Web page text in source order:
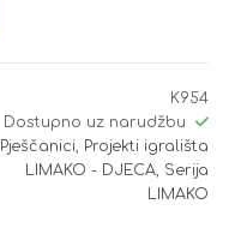
K954
Dostupno uz narudžbu
Pješčanici, Projekti igrališta
LIMAKO - DJECA, Serija
LIMAKO